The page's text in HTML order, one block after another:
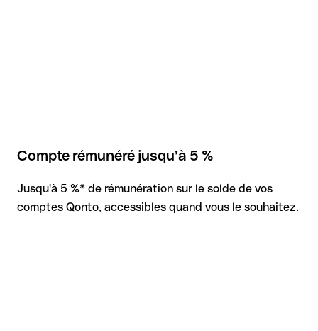
Compte rémunéré jusqu’à 5 %
Jusqu'à 5 %* de rémunération sur le solde de vos
comptes Qonto, accessibles quand vous le souhaitez.